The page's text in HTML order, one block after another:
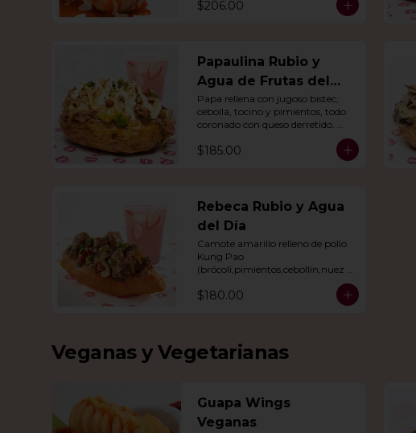
Con agua del día.
$206.00
Papaulina Rubio y
Agua de Frutas del
Día
Papa rellena con jugoso bistec,
cebolla, tocino y pimientos, todo
coronado con queso derretido.
$185.00
Rebeca Rubio y Agua
del Día
Camote amarillo relleno de pollo
Kung Pao
(brócoli,pimientos,cebollín,nuez
India,cacahuate, ajonjolí en salsa
de soya y miel) con agua del día.
$180.00
Veganas y Vegetarianas
Guapa Wings
Veganas